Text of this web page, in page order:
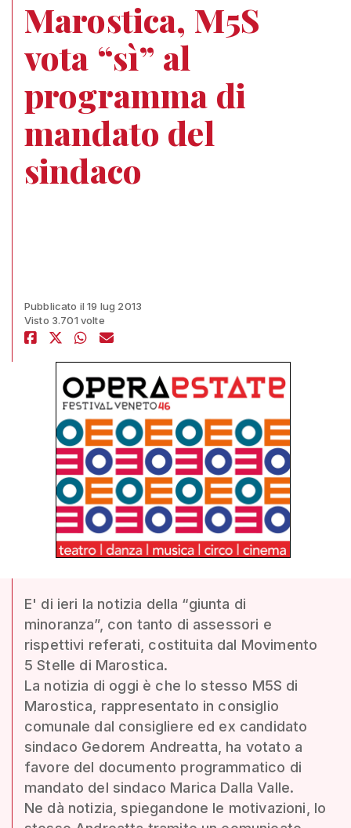
Marostica, M5S
vota “sì” al
programma di
mandato del
sindaco
Pubblicato il 19 lug 2013
Visto 3.701 volte
E' di ieri la notizia della “giunta di
minoranza”, con tanto di assessori e
rispettivi referati, costituita dal Movimento
5 Stelle di Marostica.
La notizia di oggi è che lo stesso M5S di
Marostica, rappresentato in consiglio
comunale dal consigliere ed ex candidato
sindaco Gedorem Andreatta, ha votato a
favore del documento programmatico di
mandato del sindaco Marica Dalla Valle.
Ne dà notizia, spiegandone le motivazioni, lo